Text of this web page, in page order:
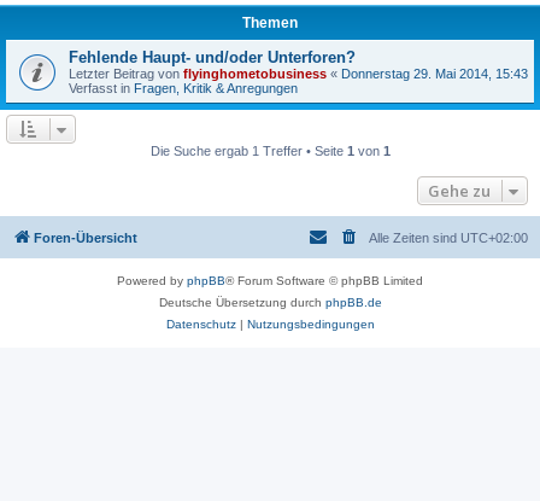
Themen
Fehlende Haupt- und/oder Unterforen?
Letzter Beitrag von flyinghometobusiness « Donnerstag 29. Mai 2014, 15:43
Verfasst in Fragen, Kritik & Anregungen
Die Suche ergab 1 Treffer • Seite 1 von 1
Gehe zu
Foren-Übersicht Alle Zeiten sind UTC+02:00
Powered by phpBB® Forum Software © phpBB Limited
Deutsche Übersetzung durch phpBB.de
Datenschutz| Nutzungsbedingungen